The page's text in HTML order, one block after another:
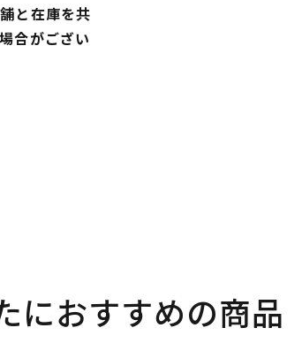
と在庫を共
合がござい
におすすめの商品